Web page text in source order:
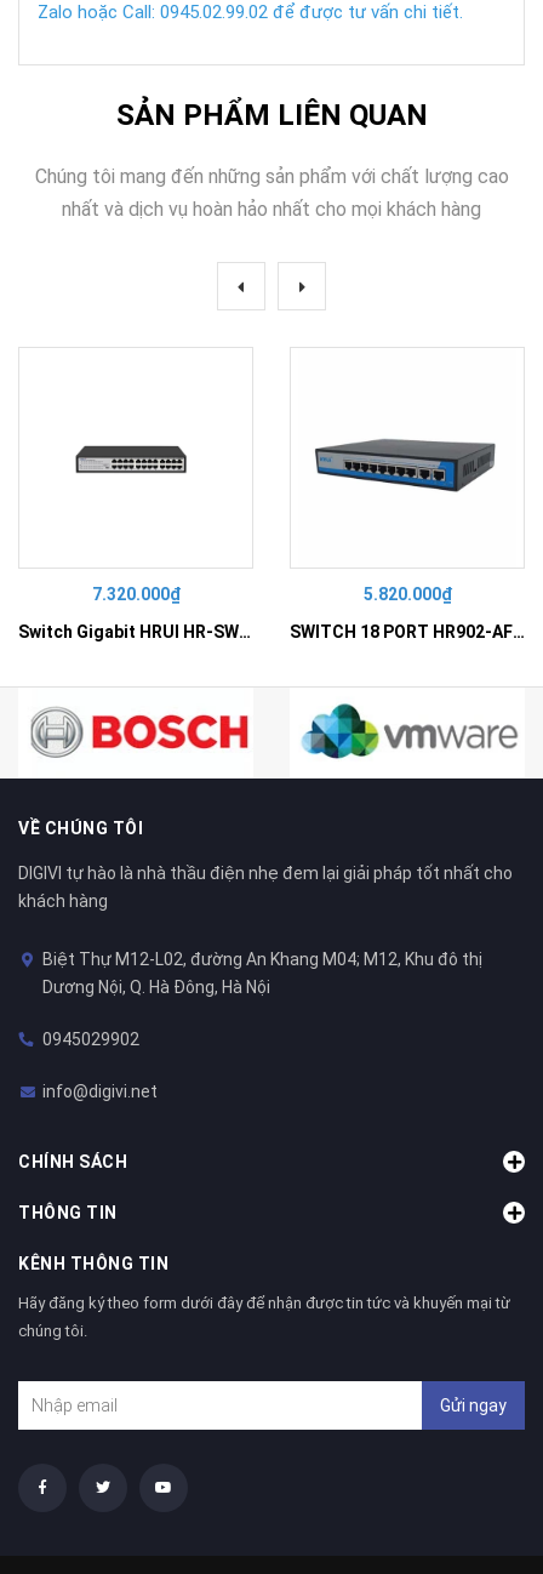
Zalo hoặc Call: 0945.02.99.02 để được tư vấn chi tiết.
SẢN PHẨM LIÊN QUAN
Chúng tôi mang đến những sản phẩm với chất lượng cao
nhất và dịch vụ hoàn hảo nhất cho mọi khách hàng
7.320.000₫
Switch Gigabit HRUI HR-SWG10240D
5.820.000₫
SWITCH 18 PORT HR902-AF162G-300 – Switch PoE 16 Cổng
VỀ CHÚNG TÔI
DIGIVI tự hào là nhà thầu điện nhẹ đem lại giải pháp tốt nhất cho
khách hàng
Biệt Thự M12-L02, đường An Khang M04; M12, Khu đô thị
Dương Nội, Q. Hà Đông, Hà Nội
0945029902
info@digivi.net
CHÍNH SÁCH
THÔNG TIN
KÊNH THÔNG TIN
Hãy đăng ký theo form dưới đây để nhận được tin tức và khuyến mại từ
chúng tôi.
Gửi ngay